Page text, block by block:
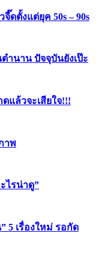
ดตั้งแต่ยุค 50s – 90s
ำนาน ปัจจุบันยังเป๊ะ
แล้วจะเสียใจ!!!
าพ
ไรน่าดู”
5 เรื่องใหม่ รอกัด